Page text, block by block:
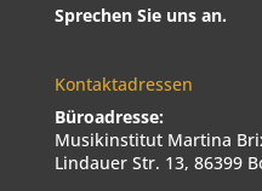
Sprechen Sie uns an.
Kontaktadressen
Büroadresse:
Musikinstitut Martina
Lindauer Str. 13, 86399